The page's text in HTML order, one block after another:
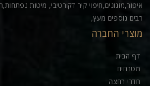
איפור,מזנונים,חיפוי קיר דקורטיבי, מיטות
רבים נוספים מעץ,
מוצרי החברה
דף הבית
מטבחים
חדרי רחצה